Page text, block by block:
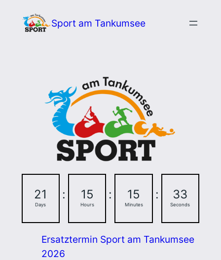
Inhalt
Sport am Tankumsee
21
Days
: 15
Hours
: 15
Minutes
: 32
Seconds
Ersatztermin Sport am Tankumsee
2026